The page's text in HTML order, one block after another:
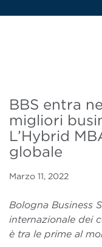
BBS entra
migliori
L’Hybrid
globale
Marzo 11, 2022
Bologna Business
internazionale dei
è tra le prime al